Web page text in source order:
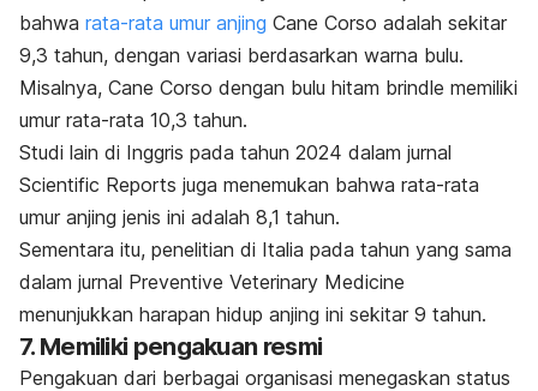
bahwa rata-rata umur anjing Cane Corso adalah sekitar
9,3 tahun, dengan variasi berdasarkan warna bulu.
Misalnya, Cane Corso dengan bulu hitam brindle memiliki
umur rata-rata 10,3 tahun.
Studi lain di Inggris pada tahun 2024 dalam jurnal
Scientific Reports juga menemukan bahwa rata-rata
umur anjing jenis ini adalah 8,1 tahun.
Sementara itu, penelitian di Italia pada tahun yang sama
dalam jurnal Preventive Veterinary Medicine
menunjukkan harapan hidup anjing ini sekitar 9 tahun.
7. Memiliki pengakuan resmi
Pengakuan dari berbagai organisasi menegaskan status